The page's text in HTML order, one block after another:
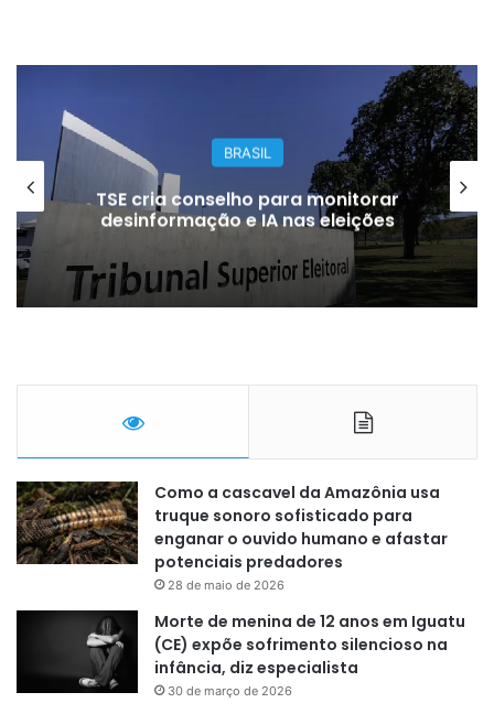
GERAL
Dupla é presa suspeita de aplicar
golpe de R$ 300 mil em
concessionária
Como a cascavel da Amazônia usa
truque sonoro sofisticado para
enganar o ouvido humano e afastar
potenciais predadores
28 de maio de 2026
Morte de menina de 12 anos em Iguatu
(CE) expõe sofrimento silencioso na
infância, diz especialista
30 de março de 2026